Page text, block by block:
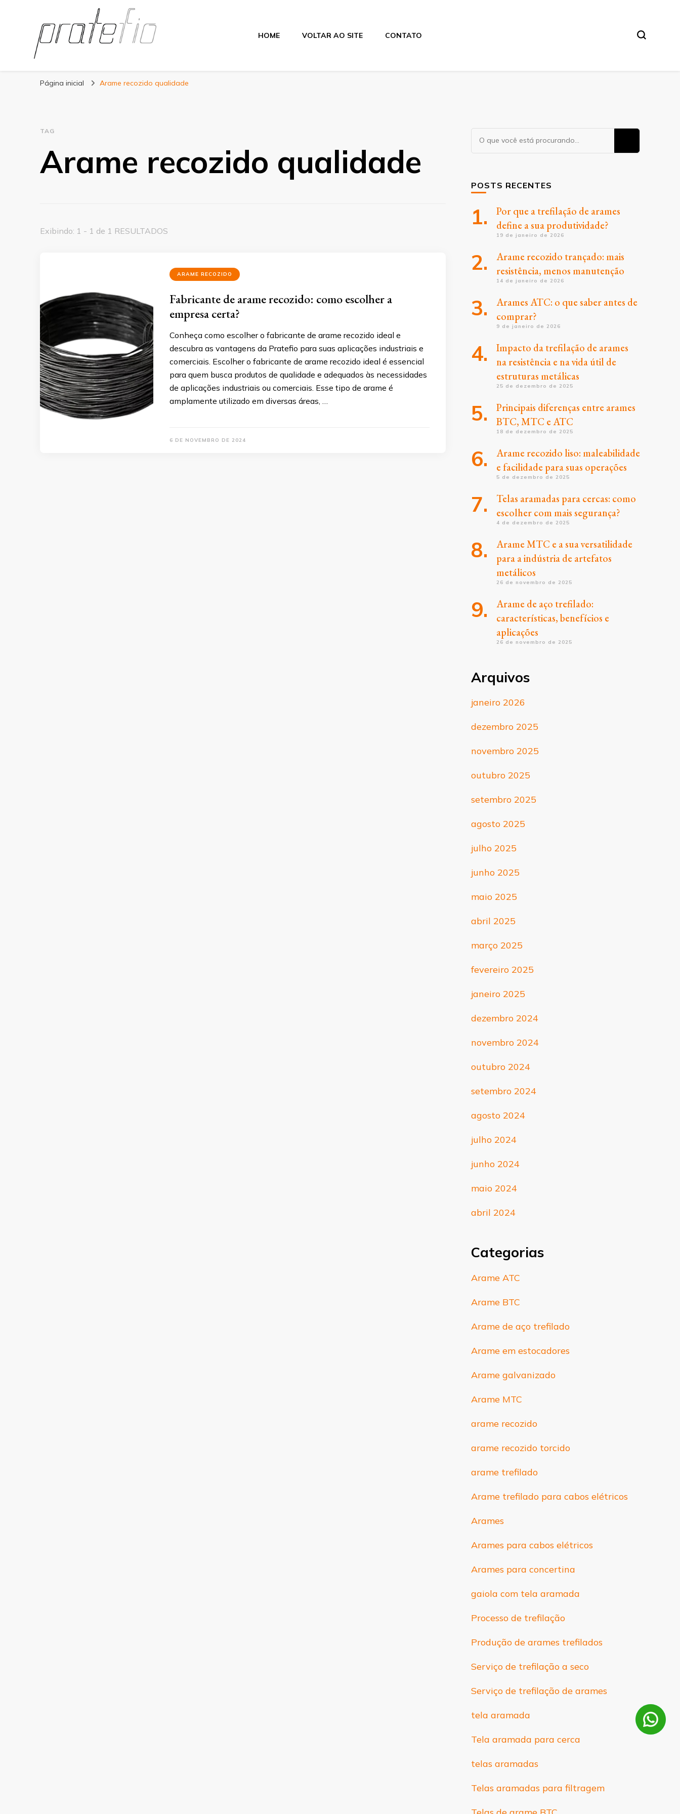
Blog Pratefio
HOME VOLTAR AO SITE CONTATO
Página inicial Arame recozido qualidade
TAG
Arame recozido qualidade
Exibindo: 1 - 1 de 1 RESULTADOS
ARAME RECOZIDO
Fabricante de arame recozido: como escolher a
empresa certa?
Conheça como escolher o fabricante de arame recozido ideal e
descubra as vantagens da Pratefio para suas aplicações industriais e
comerciais. Escolher o fabricante de arame recozido ideal é essencial
para quem busca produtos de qualidade e adequados às necessidades
de aplicações industriais ou comerciais. Esse tipo de arame é
amplamente utilizado em diversas áreas, …
6 DE NOVEMBRO DE 2024
Procurando
algo?
POSTS RECENTES
Por que a trefilação de arames
define a sua produtividade?
19 de janeiro de 2026
Arame recozido trançado: mais
resistência, menos manutenção
14 de janeiro de 2026
Arames ATC: o que saber antes de
comprar?
9 de janeiro de 2026
Impacto da trefilação de arames
na resistência e na vida útil de
estruturas metálicas
25 de dezembro de 2025
Principais diferenças entre arames
BTC, MTC e ATC
18 de dezembro de 2025
Arame recozido liso: maleabilidade
e facilidade para suas operações
5 de dezembro de 2025
Telas aramadas para cercas: como
escolher com mais segurança?
4 de dezembro de 2025
Arame MTC e a sua versatilidade
para a indústria de artefatos
metálicos
26 de novembro de 2025
Arame de aço trefilado:
características, benefícios e
aplicações
26 de novembro de 2025
Arquivos
janeiro 2026
dezembro 2025
novembro 2025
outubro 2025
setembro 2025
agosto 2025
julho 2025
junho 2025
maio 2025
abril 2025
março 2025
fevereiro 2025
janeiro 2025
dezembro 2024
novembro 2024
outubro 2024
setembro 2024
agosto 2024
julho 2024
junho 2024
maio 2024
abril 2024
Categorias
Arame ATC
Arame BTC
Arame de aço trefilado
Arame em estocadores
Arame galvanizado
Arame MTC
arame recozido
arame recozido torcido
arame trefilado
Arame trefilado para cabos elétricos
Arames
Arames para cabos elétricos
Arames para concertina
gaiola com tela aramada
Processo de trefilação
Produção de arames trefilados
Serviço de trefilação a seco
Serviço de trefilação de arames
tela aramada
Tela aramada para cerca
telas aramadas
Telas aramadas para filtragem